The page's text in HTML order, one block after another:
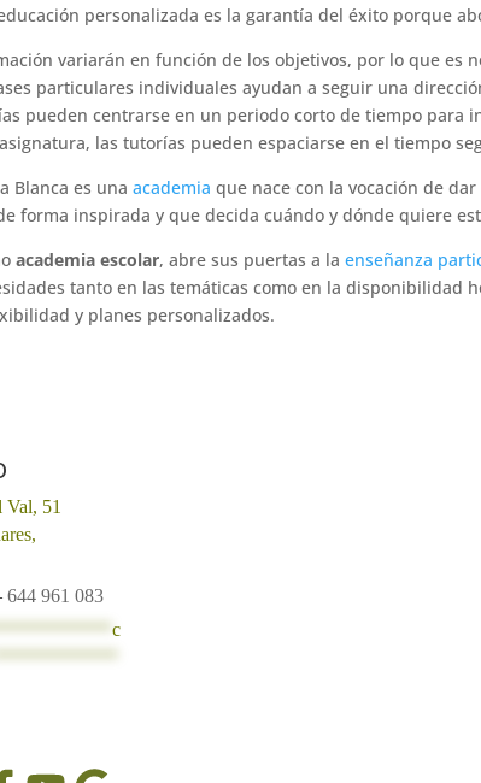
personalizada es la garantía del éxito porque
variarán en función de los objetivos, por lo que es
particulares individuales ayudan a seguir una
pueden centrarse en un periodo corto de tiempo para
las tutorías pueden espaciarse en el tiempo
Blanca es unaacademia que nace con la vocación de
forma inspirada y que decida cuándo y dónde quiere
academia escolar, abre sus puertas a laenseñanza
tanto en las temáticas como en la disponibilidad
y planes personalizados.
Val, 51
644 961 083
c